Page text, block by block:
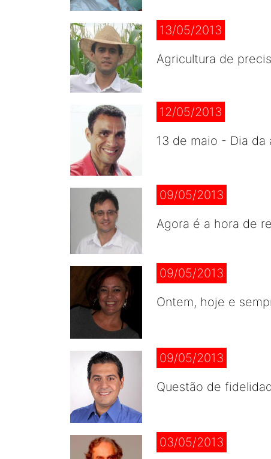
13/05/2013
Agricultura de
12/05/2013
13 de maio - Dia da
09/05/2013
Agora é a hora de
09/05/2013
Ontem, hoje e
09/05/2013
Questão de
03/05/2013